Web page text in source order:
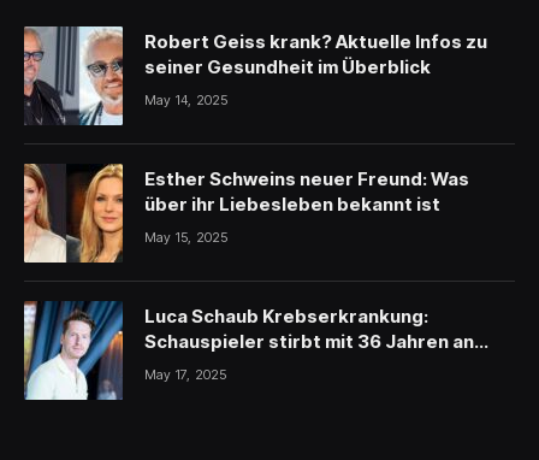
Robert Geiss krank? Aktuelle Infos zu
seiner Gesundheit im Überblick
May 14, 2025
Esther Schweins neuer Freund: Was
über ihr Liebesleben bekannt ist
May 15, 2025
Luca Schaub Krebserkrankung:
Schauspieler stirbt mit 36 Jahren an
schwerer Krankheit
May 17, 2025